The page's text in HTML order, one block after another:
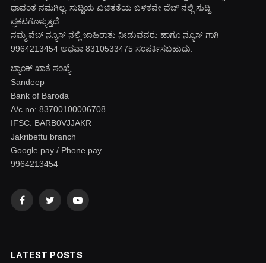
ಧಾವಂತ ನಮಗಿಲ್ಲ. ಸುದ್ದಿಯ ಖಚಿತತೆಯ ಬಳಿಕವೇ ವೆಬ್ ನಲ್ಲಿ ಸುದ್ದಿ
ಪ್ರಕಟಗೊಳ್ಳುತ್ತದೆ.
ನಮ್ಮ ವೆಬ್ ನ್ಯೂಸ್ ನಲ್ಲಿ ಜಾಹಿರಾತು ನೀಡುವವರು ಹಾಗೂ ನ್ಯೂಸ್ ಗಾಗಿ
9964213454 ಅಥವಾ 8310533475 ಸಂಪರ್ಕಿಸಬಹುದು.
ಬ್ಯಾಂಕ್ ಖಾತೆ ಸಂಖ್ಯೆ
Sandeep
Bank of Baroda
A/c no: 83700100006708
IFSC: BARB0VJJAKR
Jakribettu branch
Google pay / Phone pay
9964213454
FacebookTwitter YouTube
LATEST POSTS